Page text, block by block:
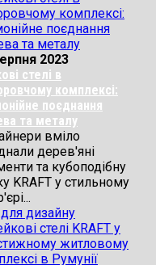
2023
стелі в
комплексі:
поєднання
та металу
вміло
дерев'яні
та кубоподібну
KRAFT у стильному
для дизайну